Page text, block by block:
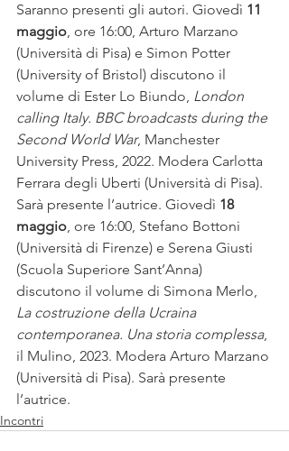
Saranno presenti gli autori. Giovedì 11
maggio, ore 16:00, Arturo Marzano
(Università di Pisa) e Simon Potter
(University of Bristol) discutono il
volume di Ester Lo Biundo, London
calling Italy. BBC broadcasts during the
Second World War, Manchester
University Press, 2022. Modera Carlotta
Ferrara degli Uberti (Università di Pisa).
Sarà presente l’autrice. Giovedì 18
maggio, ore 16:00, Stefano Bottoni
(Università di Firenze) e Serena Giusti
(Scuola Superiore Sant’Anna)
discutono il volume di Simona Merlo,
La costruzione della Ucraina
contemporanea. Una storia complessa,
il Mulino, 2023. Modera Arturo Marzano
(Università di Pisa). Sarà presente
l’autrice.
Incontri